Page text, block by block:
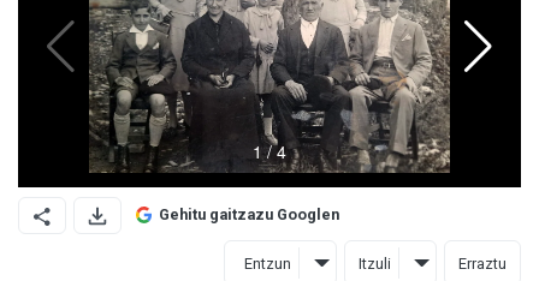
Gehitu gaitzazu Googlen
Entzun Itzuli Erraztu